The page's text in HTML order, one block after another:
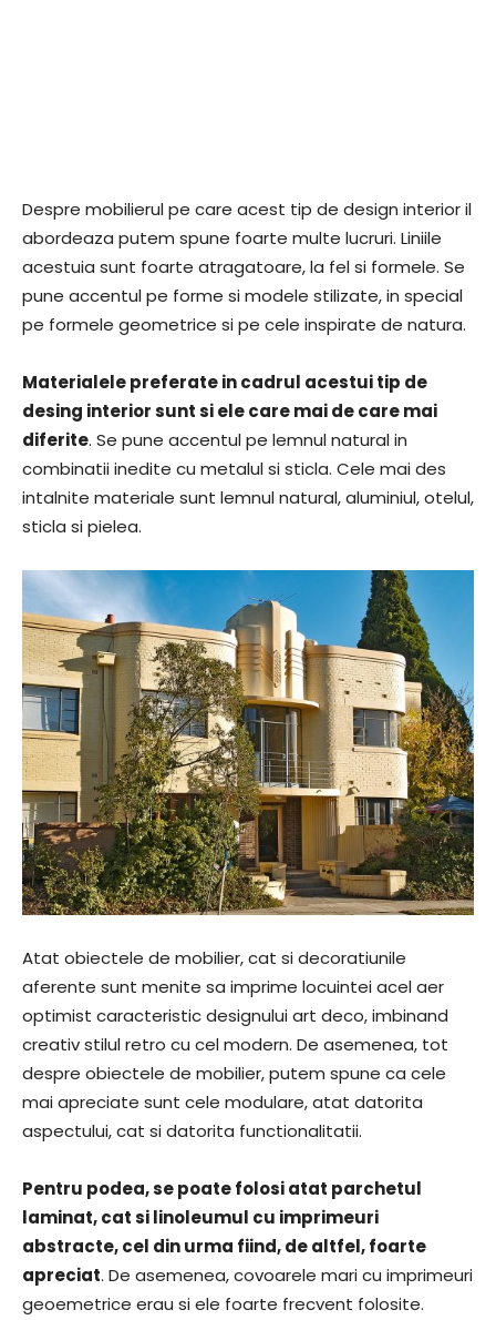
Despre mobilierul pe care acest tip de design interior il
abordeaza putem spune foarte multe lucruri. Liniile
acestuia sunt foarte atragatoare, la fel si formele. Se
pune accentul pe forme si modele stilizate, in special
pe formele geometrice si pe cele inspirate de natura.
Materialele preferate in cadrul acestui tip de
desing interior sunt si ele care mai de care mai
diferite. Se pune accentul pe lemnul natural in
combinatii inedite cu metalul si sticla. Cele mai des
intalnite materiale sunt lemnul natural, aluminiul, otelul,
sticla si pielea.
Atat obiectele de mobilier, cat si decoratiunile
aferente sunt menite sa imprime locuintei acel aer
optimist caracteristic designului art deco, imbinand
creativ stilul retro cu cel modern. De asemenea, tot
despre obiectele de mobilier, putem spune ca cele
mai apreciate sunt cele modulare, atat datorita
aspectului, cat si datorita functionalitatii.
Pentru podea, se poate folosi atat parchetul
laminat, cat si linoleumul cu imprimeuri
abstracte, cel din urma fiind, de altfel, foarte
apreciat. De asemenea, covoarele mari cu imprimeuri
geoemetrice erau si ele foarte frecvent folosite.